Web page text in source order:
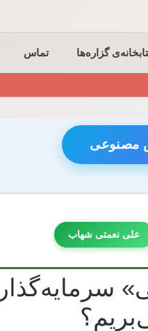
گزاره‌ها تماس
مصنوعی
علی نعمتی شهاب